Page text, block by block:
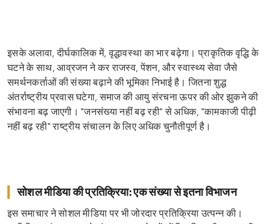
इसके अलावा, दीर्घकालिक में, वृद्धावस्था का भार बढ़ेगा। प्राकृतिक वृद्धि के
घटने के साथ, आव्रजन ने कर राजस्व, पेंशन, और स्वास्थ्य सेवा जैसे
समर्थनकर्ताओं की संख्या बढ़ाने की भूमिका निभाई है। जितना शुद्ध
अंतर्राष्ट्रीय प्रवास घटेगा, समाज की आयु संरचना ऊपर की ओर झुकने की
संभावना बढ़ जाएगी। "जनसंख्या नहीं बढ़ रही" से अधिक, "कामकाजी पीढ़ी
नहीं बढ़ रही" राष्ट्रीय संचालन के लिए अधिक चुनौतीपूर्ण है।
सोशल मीडिया की प्रतिक्रिया: एक संख्या से इतना विभाजन
इस समाचार ने सोशल मीडिया पर भी जोरदार प्रतिक्रिया उत्पन्न की।